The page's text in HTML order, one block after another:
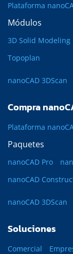
Plataforma
Módulos
3D Solid Modeling
Topoplan
nanoCAD 3DScan
Compra
Plataforma
Paquetes
nanoCAD Pro
nanoCAD
nanoCAD 3DScan
Soluciones
Comercial